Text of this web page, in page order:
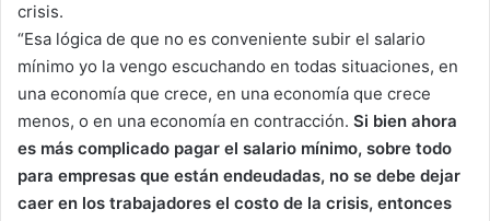
crisis.
“Esa lógica de que no es conveniente subir el salario
mínimo yo la vengo escuchando en todas situaciones, en
una economía que crece, en una economía que crece
menos, o en una economía en contracción. Si bien ahora
es más complicado pagar el salario mínimo, sobre todo
para empresas que están endeudadas, no se debe dejar
caer en los trabajadores el costo de la crisis, entonces